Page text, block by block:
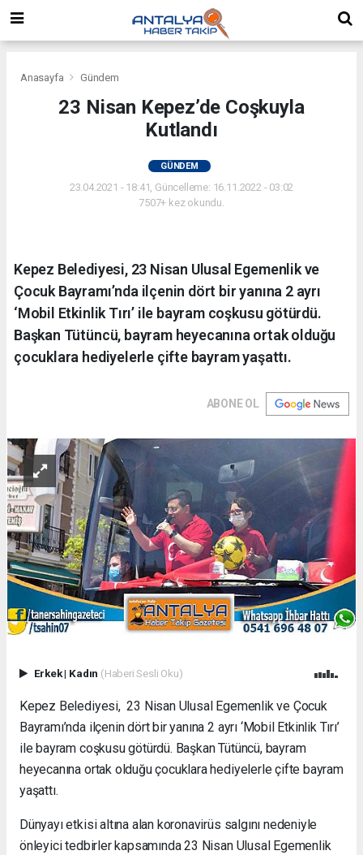
Anasayfa Gündem
23 Nisan Kepez’de Coşkuyla
Kutlandı
GÜNDEM
23.04.2021 - 18:41, Güncelleme: 16.11.2022 - 03:02
7507+ kez okundu.
Kepez Belediyesi, 23 Nisan Ulusal Egemenlik ve
Çocuk Bayramı’nda ilçenin dört bir yanına 2 ayrı
‘Mobil Etkinlik Tırı’ ile bayram coşkusu götürdü.
Başkan Tütüncü, bayram heyecanına ortak olduğu
çocuklara hediyelerle çifte bayram yaşattı.
ABONE OL
Erkek| Kadın (Haberi Sesli Oku)
Kepez Belediyesi, 23 Nisan Ulusal Egemenlik ve Çocuk
Bayramı’nda ilçenin dört bir yanına 2 ayrı ‘Mobil Etkinlik Tırı’
ile bayram coşkusu götürdü. Başkan Tütüncü, bayram
heyecanına ortak olduğu çocuklara hediyelerle çifte bayram
yaşattı.
Dünyayı etkisi altına alan koronavirüs salgını nedeniyle
önleyici tedbirler kapsamında 23 Nisan Ulusal Egemenlik